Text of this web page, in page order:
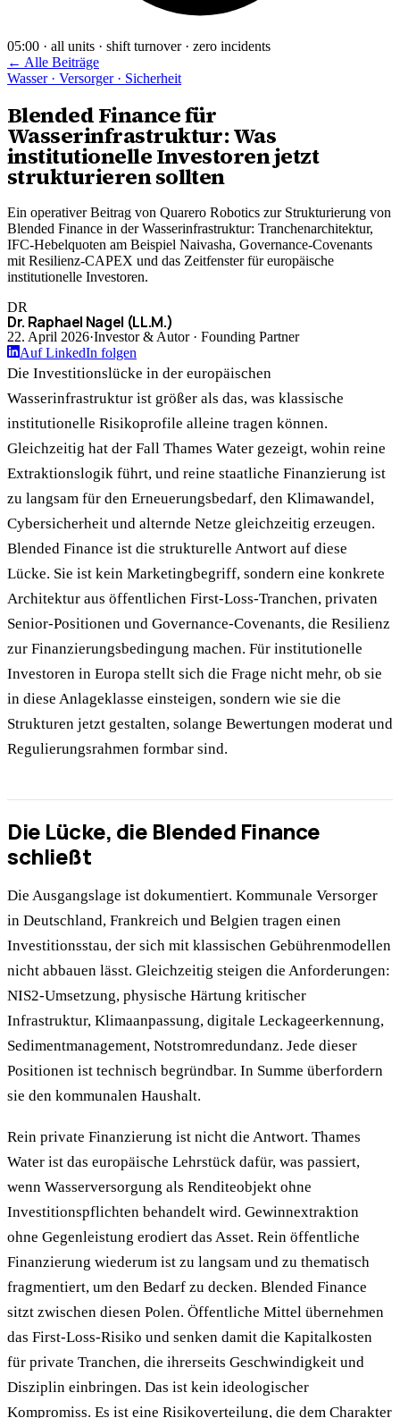
05:00 · all units · shift turnover · zero incidents
← Alle Beiträge
Wasser · Versorger · Sicherheit
Blended Finance für
Wasserinfrastruktur: Was
institutionelle Investoren jetzt
strukturieren sollten
Ein operativer Beitrag von Quarero Robotics zur Strukturierung von
Blended Finance in der Wasserinfrastruktur: Tranchenarchitektur,
IFC-Hebelquoten am Beispiel Naivasha, Governance-Covenants
mit Resilienz-CAPEX und das Zeitfenster für europäische
institutionelle Investoren.
DR
Dr. Raphael Nagel (LL.M.)
22. April 2026·Investor & Autor · Founding Partner
Auf LinkedIn folgen
Die Investitionslücke in der europäischen
Wasserinfrastruktur ist größer als das, was klassische
institutionelle Risikoprofile alleine tragen können.
Gleichzeitig hat der Fall Thames Water gezeigt, wohin reine
Extraktionslogik führt, und reine staatliche Finanzierung ist
zu langsam für den Erneuerungsbedarf, den Klimawandel,
Cybersicherheit und alternde Netze gleichzeitig erzeugen.
Blended Finance ist die strukturelle Antwort auf diese
Lücke. Sie ist kein Marketingbegriff, sondern eine konkrete
Architektur aus öffentlichen First-Loss-Tranchen, privaten
Senior-Positionen und Governance-Covenants, die Resilienz
zur Finanzierungsbedingung machen. Für institutionelle
Investoren in Europa stellt sich die Frage nicht mehr, ob sie
in diese Anlageklasse einsteigen, sondern wie sie die
Strukturen jetzt gestalten, solange Bewertungen moderat und
Regulierungsrahmen formbar sind.
Die Lücke, die Blended Finance
schließt
Die Ausgangslage ist dokumentiert. Kommunale Versorger
in Deutschland, Frankreich und Belgien tragen einen
Investitionsstau, der sich mit klassischen Gebührenmodellen
nicht abbauen lässt. Gleichzeitig steigen die Anforderungen:
NIS2-Umsetzung, physische Härtung kritischer
Infrastruktur, Klimaanpassung, digitale Leckageerkennung,
Sedimentmanagement, Notstromredundanz. Jede dieser
Positionen ist technisch begründbar. In Summe überfordern
sie den kommunalen Haushalt.
Rein private Finanzierung ist nicht die Antwort. Thames
Water ist das europäische Lehrstück dafür, was passiert,
wenn Wasserversorgung als Renditeobjekt ohne
Investitionspflichten behandelt wird. Gewinnextraktion
ohne Gegenleistung erodiert das Asset. Rein öffentliche
Finanzierung wiederum ist zu langsam und zu thematisch
fragmentiert, um den Bedarf zu decken. Blended Finance
sitzt zwischen diesen Polen. Öffentliche Mittel übernehmen
das First-Loss-Risiko und senken damit die Kapitalkosten
für private Tranchen, die ihrerseits Geschwindigkeit und
Disziplin einbringen. Das ist kein ideologischer
Kompromiss. Es ist eine Risikoverteilung, die dem Charakter